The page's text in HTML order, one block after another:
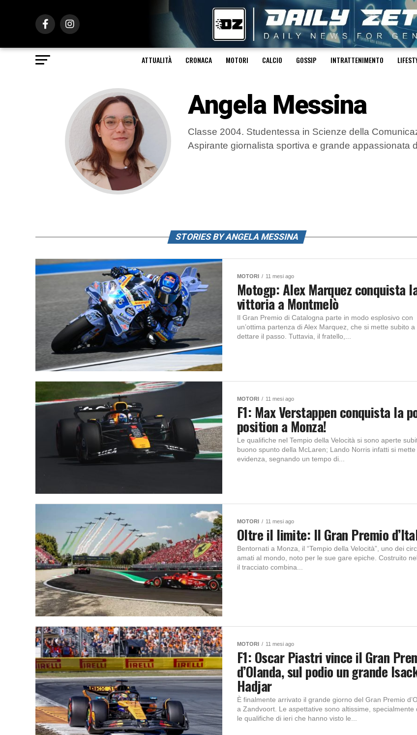
ATTUALITÀ CRONACA MOTORI CALCIO GOSSIP INTRATTENIMENTO
Angela Messina
Classe 2004. Studentessa in Scienze della
Aspirante giornalista sportiva e grande appassionata
STORIES BY ANGELA MESSINA
MOTORI 11 mesi ago
Motogp: Alex Marquez conquista
vittoria a Montmelò
Il Gran Premio di Catalogna parte in modo esplosivo con
un’ottima partenza di Alex Marquez, che si mette subito a
dettare il passo. Tuttavia, il fratello,...
MOTORI 11 mesi ago
F1: Max Verstappen conquista la
position a Monza!
Le qualifiche nel Tempio della Velocità si sono aperte
buono spunto della McLaren; Lando Norris infatti si mette
evidenza, segnando un tempo di...
MOTORI 11 mesi ago
Oltre il limite: Il Gran Premio
Bentornati a Monza, il “Tempio della Velocità”, uno dei
amati al mondo, noto per le sue gare epiche. Costruito
il tracciato combina...
MOTORI 11 mesi ago
F1: Oscar Piastri vince il Gran
d’Olanda, sul podio un grande
Hadjar
È finalmente arrivato il grande giorno del Gran Premio
a Zandvoort. Le aspettative sono altissime, specialmente
le qualifiche di ieri che hanno visto le...